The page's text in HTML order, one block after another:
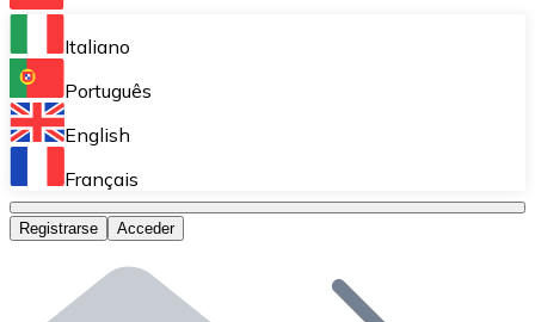
Bitnovo Ramp
Integra nuestra solución en tu plataforma.
Bitnovo Giftcards
Bitnovo OTC
Bitnovo ATM
Italiano
Português
English
Français
Registrarse Acceder